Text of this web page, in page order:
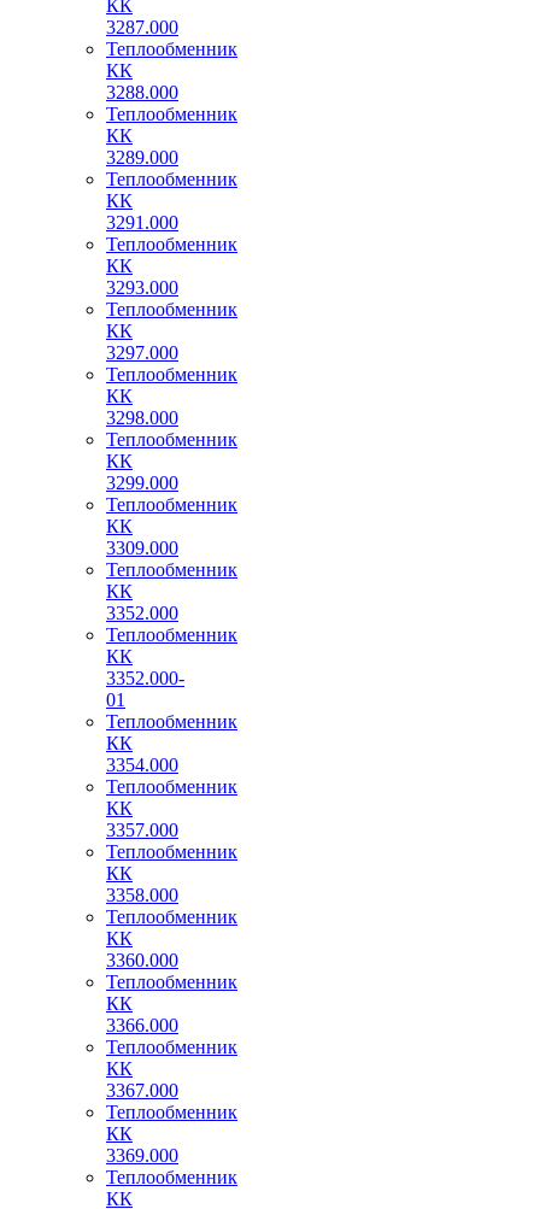
КК
3287.000
Теплообменник
КК
3288.000
Теплообменник
КК
3289.000
Теплообменник
КК
3291.000
Теплообменник
КК
3293.000
Теплообменник
КК
3297.000
Теплообменник
КК
3298.000
Теплообменник
КК
3299.000
Теплообменник
КК
3309.000
Теплообменник
КК
3352.000
Теплообменник
КК
3352.000-
01
Теплообменник
КК
3354.000
Теплообменник
КК
3357.000
Теплообменник
КК
3358.000
Теплообменник
КК
3360.000
Теплообменник
КК
3366.000
Теплообменник
КК
3367.000
Теплообменник
КК
3369.000
Теплообменник
КК